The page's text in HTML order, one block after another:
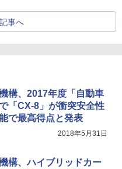
事へ
構、2017年度「自動車
「CX-8」が衝突安全性
で最高得点と発表
2018年5月31日
構、ハイブリッドカー